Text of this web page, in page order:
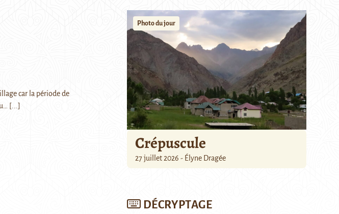
car la période de
[...]
Photo du jour
Crépuscule
27 juillet 2026 - Élyne Dragée
DÉCRYPTAGE